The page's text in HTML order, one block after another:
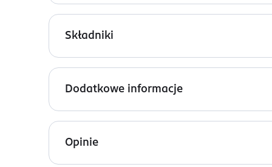
Składniki
Ingredients: Aqua (Water), Acrylates Copolymer,
Caprylyl Glycol, Ethylhexyl Glycerin, Ci 77499.
Dodatkowe informacje
PRZYGOTOWANIE I STOSOWANIE
Wybierz odpowiednią końcówkę i mocno
Opinie